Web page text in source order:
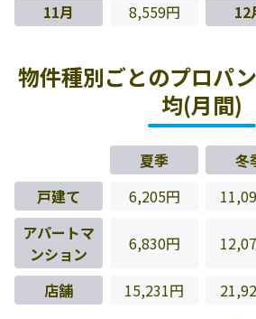
11月
8,559円 12
物件種別ごとのプロパ
均(月間)
夏季 冬
戸建て
6,205円
アパートマ
ンション
6,830円
店舗 15,231円